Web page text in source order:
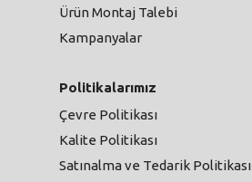
Ürün Montaj Talebi
Kampanyalar
Politikalarımız
Çevre Politikası
Kalite Politikası
Satınalma ve Tedarik Politikası